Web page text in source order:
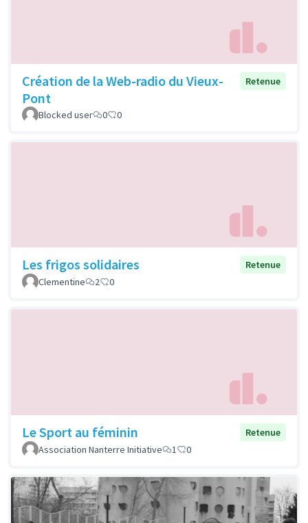
Création de la Web-radio du Vieux-
Pont
Retenue
Blocked user 0 0
Les frigos solidaires
Retenue
Clementine
2 0
Le Sport au féminin
Retenue
Association Nanterre Initiative
1 0